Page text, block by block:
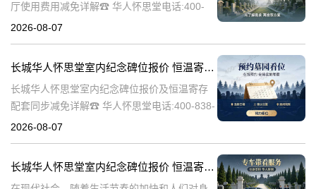
厅使用费用减免详解☎ 华人怀思堂电话:400-
838-5063引言随着社会的发展和人们生活水平
2026-08-07
长城华人怀思堂室内纪念碑位报价 恒温寄存配套同步减免详解
长城华人怀思堂室内纪念碑位报价及恒温寄存
配套同步减免详解☎ 华人怀思堂电话:400-838-
5063一、引言随着社会的发展和人们生活水平
2026-08-07
长城华人怀思堂室内纪念碑位报价 恒温寄存配套同步减免详解